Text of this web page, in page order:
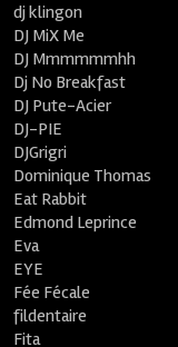
dj klingon
DJ MiX Me
DJ Mmmmmmhh
Dj No Breakfast
DJ Pute-Acier
DJ-PIE
DJGrigri
Dominique Thomas
Eat Rabbit
Edmond Leprince
Eva
EYE
Fée Fécale
fildentaire
Fita